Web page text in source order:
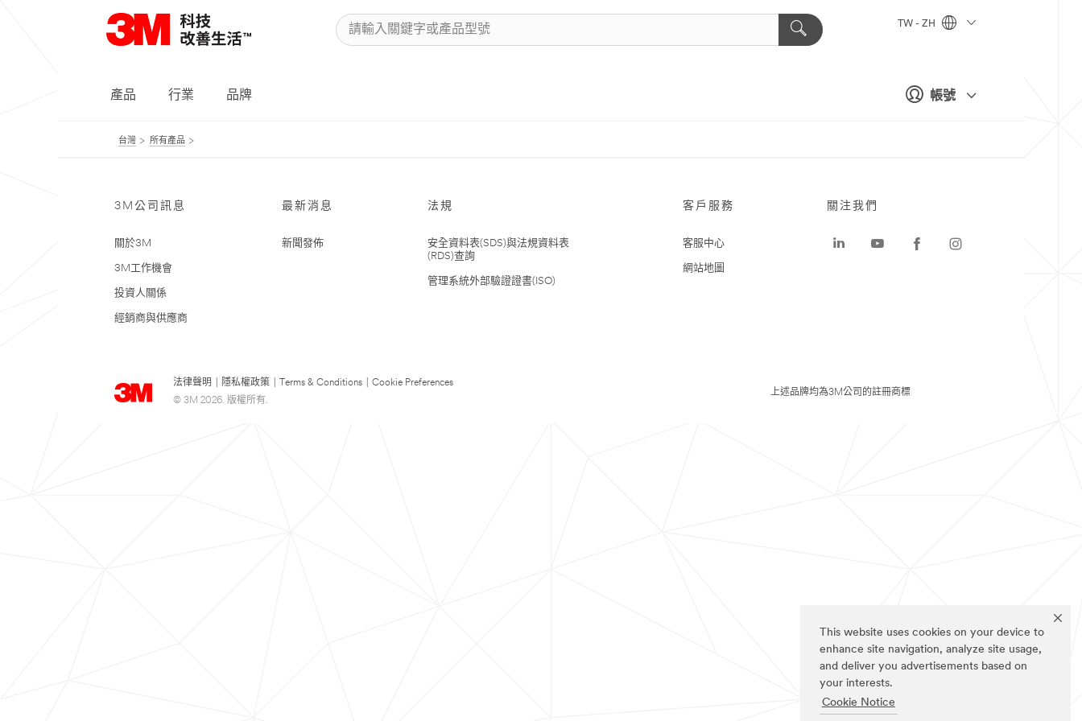
This website uses cookies on your device to
enhance site navigation, analyze site usage,
and deliver you advertisements based on
your interests.
Cookie Notice
帳號
TW - ZH
產品 行業 品牌
台灣 所有產品
3M公司訊息
關於3M
3M工作機會
投資人關係
經銷商與供應商
最新消息
新聞發佈
法規
安全資料表(SDS)與法規資料表
(RDS)查詢
管理系統外部驗證證書(ISO)
客戶服務
客服中心
網站地圖
法律聲明 隱私權政策 Terms & Conditions
Cookie Preferences
© 3M 2026. 版權所有.
關注我們
上述品牌均為3M公司的註冊商標